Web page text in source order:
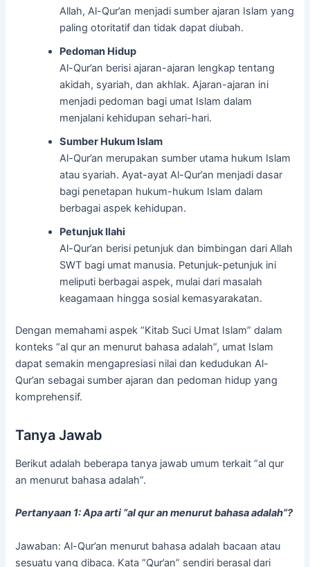
Allah, Al-Qur’an menjadi sumber ajaran Islam yang
paling otoritatif dan tidak dapat diubah.
Pedoman Hidup
Al-Qur’an berisi ajaran-ajaran lengkap tentang
akidah, syariah, dan akhlak. Ajaran-ajaran ini
menjadi pedoman bagi umat Islam dalam
menjalani kehidupan sehari-hari.
Sumber Hukum Islam
Al-Qur’an merupakan sumber utama hukum Islam
atau syariah. Ayat-ayat Al-Qur’an menjadi dasar
bagi penetapan hukum-hukum Islam dalam
berbagai aspek kehidupan.
Petunjuk Ilahi
Al-Qur’an berisi petunjuk dan bimbingan dari Allah
SWT bagi umat manusia. Petunjuk-petunjuk ini
meliputi berbagai aspek, mulai dari masalah
keagamaan hingga sosial kemasyarakatan.
Dengan memahami aspek “Kitab Suci Umat Islam” dalam
konteks “al qur an menurut bahasa adalah”, umat Islam
dapat semakin mengapresiasi nilai dan kedudukan Al-
Qur’an sebagai sumber ajaran dan pedoman hidup yang
komprehensif.
Tanya Jawab
Berikut adalah beberapa tanya jawab umum terkait “al qur
an menurut bahasa adalah”.
Pertanyaan 1: Apa arti “al qur an menurut bahasa adalah”?
Jawaban: Al-Qur’an menurut bahasa adalah bacaan atau
sesuatu yang dibaca. Kata “Qur’an” sendiri berasal dari